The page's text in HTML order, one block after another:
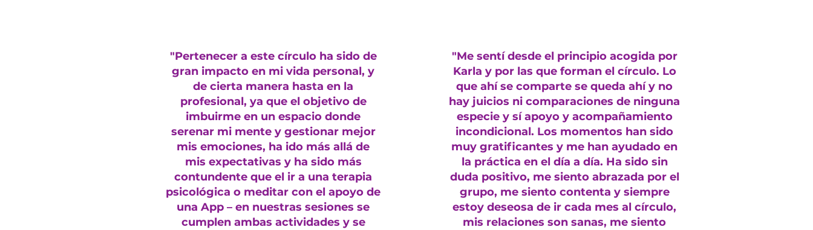
"Pertenecer a este círculo ha sido de
gran impacto en mi vida personal, y
de cierta manera hasta en la
profesional, ya que el objetivo de
imbuirme en un espacio donde
serenar mi mente y gestionar mejor
mis emociones, ha ido más allá de
mis expectativas y ha sido más
contundente que el ir a una terapia
psicológica o meditar con el apoyo de
una App – en nuestras sesiones se
cumplen ambas actividades y se
"Me sentí desde el principio acogida por
Karla y por las que forman el círculo. Lo
que ahí se comparte se queda ahí y no
hay juicios ni comparaciones de ninguna
especie y sí apoyo y acompañamiento
incondicional. Los momentos han sido
muy gratificantes y me han ayudado en
la práctica en el día a día. Ha sido sin
duda positivo, me siento abrazada por el
grupo, me siento contenta y siempre
estoy deseosa de ir cada mes al círculo,
mis relaciones son sanas, me siento